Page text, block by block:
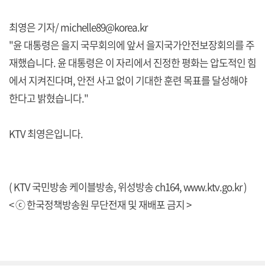
최영은 기자/ michelle89@korea.kr
"윤 대통령은 을지 국무회의에 앞서 을지국가안전보장회의를 주
재했습니다. 윤 대통령은 이 자리에서 진정한 평화는 압도적인 힘
에서 지켜진다며, 안전 사고 없이 기대한 훈련 목표를 달성해야
한다고 밝혔습니다."
KTV 최영은입니다.
( KTV 국민방송 케이블방송, 위성방송 ch164,www.ktv.go.kr)
< ⓒ 한국정책방송원 무단전재 및 재배포 금지 >